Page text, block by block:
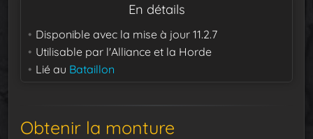
En détails
Disponible avec la mise à jour 11.2.7
Utilisable par l'Alliance et la Horde
Lié au Bataillon
Obtenir la monture